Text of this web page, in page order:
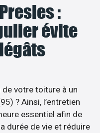
:
évite
de votre toiture à un
? Ainsi, l’entretien
essentiel afin de
durée de vie et réduire